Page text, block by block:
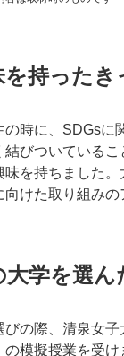
を持ったき
の時に、SDGsに
結びついている
味を持ちました
向けた取り組みの
大学を選ん
びの際、清泉女
の模擬授業を受